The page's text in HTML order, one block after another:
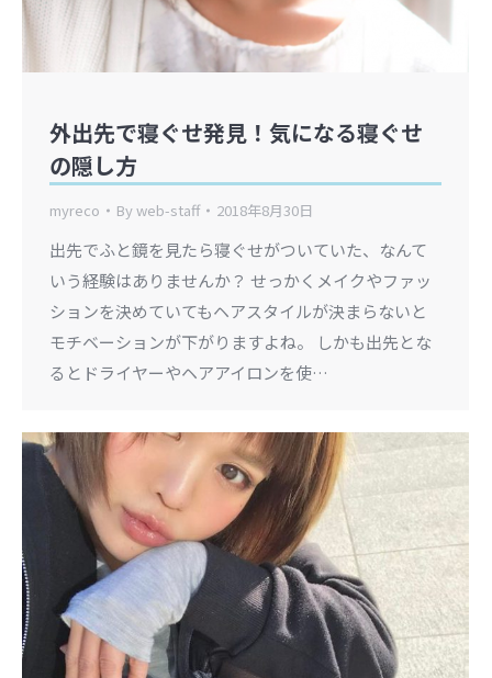
外出先で寝ぐせ発見！気になる寝ぐせ
の隠し方
myreco Byweb-staff 2018年8月30日
出先でふと鏡を見たら寝ぐせがついていた、なんて
いう経験はありませんか？ せっかくメイクやファッ
ションを決めていてもヘアスタイルが決まらないと
モチベーションが下がりますよね。 しかも出先とな
るとドライヤーやヘアアイロンを使…